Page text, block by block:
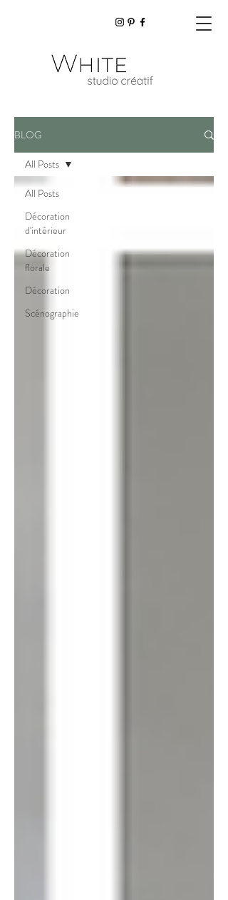
BLOG
All Posts
Décoration
d'intérieur
Décoration
florale
Décoration
Scénographie
All Posts